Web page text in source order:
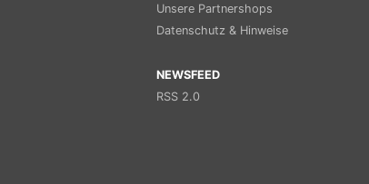
Unsere Partnershops
Datenschutz & Hinweise
NEWSFEED
RSS 2.0